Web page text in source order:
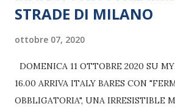
STRADE DI MILANO
ottobre 07, 2020
DOMENICA 11 OTTOBRE 2020 SU
16.00 ARRIVA ITALY BARES CON
OBBLIGATORIA", UNA IRRESISTIBLE